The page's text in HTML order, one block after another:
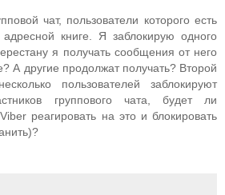
чат, пользователи которого есть
книге. Я заблокирую одного
я получать сообщения от него
А другие продолжат получать? Второй
пользователей заблокируют
группового чата, будет ли
реагировать на это и блокировать